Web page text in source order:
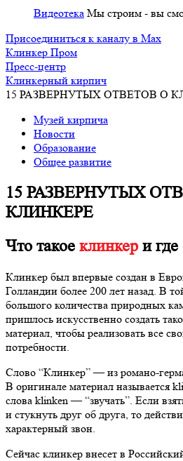
Видеотека Мы строим - вы
Присоединиться к каналу в Max
Клинкер Пром
Пресс-центр
Клинкерный кирпич
15 РАЗВЕРНУТЫХ ОТВЕТОВ О
Музей кирпича
Новости
Образование
Общее развитие
15 РАЗВЕРНУТЫХ
КЛИНКЕРЕ
Что такое клинкери где
Клинкер был впервые создан в
Голландии более 200 лет назад. В
большого количества природных
пришлось искусственно создать
материал, чтобы реализовать все
потребности.
Слово “Клинкер” — из романо-
В оригинале материал называется
слова klinken — “звучать”. Если
и стукнуть друг об друга, то
характерный звон.
Сейчас клинкер внесет в